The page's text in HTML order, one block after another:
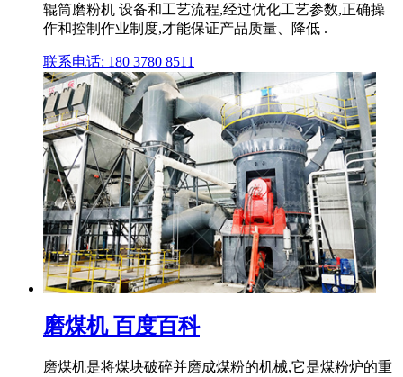
辊筒磨粉机 设备和工艺流程,经过优化工艺参数,正确操
作和控制作业制度,才能保证产品质量、降低 .
联系电话: 180 3780 8511
磨煤机 百度百科
磨煤机是将煤块破碎并磨成煤粉的机械,它是煤粉炉的重